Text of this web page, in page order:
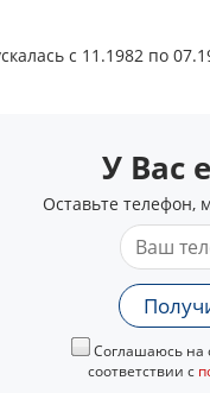
с 11.1982 по
У Вас
Оставьте телефон,
Соглашаюсь на
соответствии с